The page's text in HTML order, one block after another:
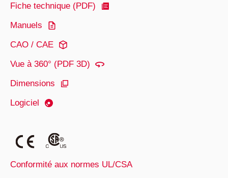
Fiche technique (PDF)
Manuels
CAO / CAE
Vue à 360° (PDF 3D)
Dimensions
Logiciel
Conformité aux normes UL/CSA